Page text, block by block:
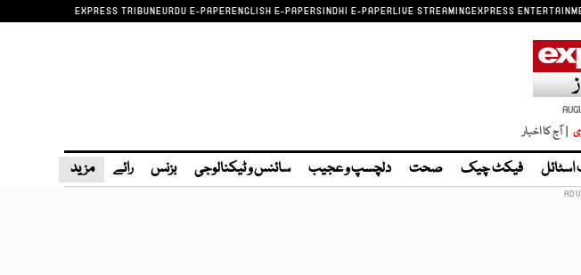
EXPRESS TRIBUNEURDU E-PAPERENGLISH E-PAPERSINDHI E-PAPERLIVE STREAMINGEXPRESS
| آج کا اخبار
اسٹائل فیکٹ چیک صحت دلچسپ و عجیب سائنس و ٹیکنالوجی بزنس رائے مزید